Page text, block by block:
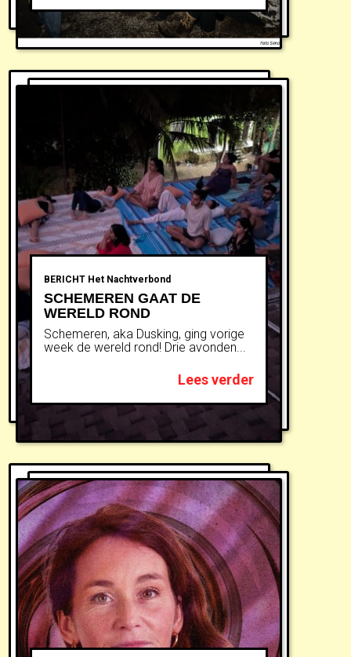
BERICHT Het Nachtverbond
SCHEMEREN GAAT DE
WERELD ROND
Schemeren, aka Dusking, ging vorige
week de wereld rond! Drie avonden...
Lees verder